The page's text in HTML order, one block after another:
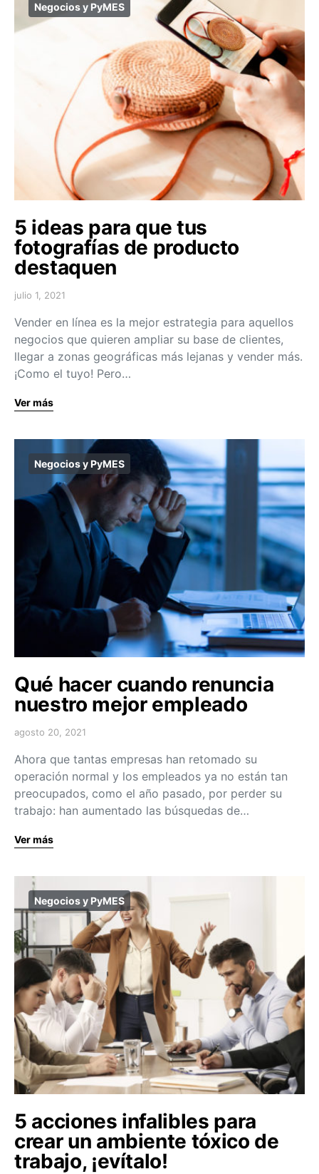
Negocios y PyMES
5 ideas para que tus
fotografías de producto
destaquen
julio 1, 2021
Vender en línea es la mejor estrategia para aquellos
negocios que quieren ampliar su base de clientes,
llegar a zonas geográficas más lejanas y vender más.
¡Como el tuyo! Pero…
Ver más
Negocios y PyMES
Qué hacer cuando renuncia
nuestro mejor empleado
agosto 20, 2021
Ahora que tantas empresas han retomado su
operación normal y los empleados ya no están tan
preocupados, como el año pasado, por perder su
trabajo: han aumentado las búsquedas de…
Ver más
Negocios y PyMES
5 acciones infalibles para
crear un ambiente tóxico de
trabajo, ¡evítalo!